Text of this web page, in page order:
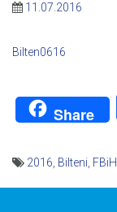
11.07.2016
Bilten0616
Share
2016 Bilteni FBiH